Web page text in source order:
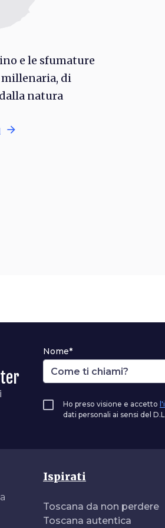
e l’ottavo
e le sfumature
di
natura
arrow_forward
Nome*
Ho preso visione e accetto
dati personali ai sensi del
Ispirati
Toscana da non perdere
Toscana autentica